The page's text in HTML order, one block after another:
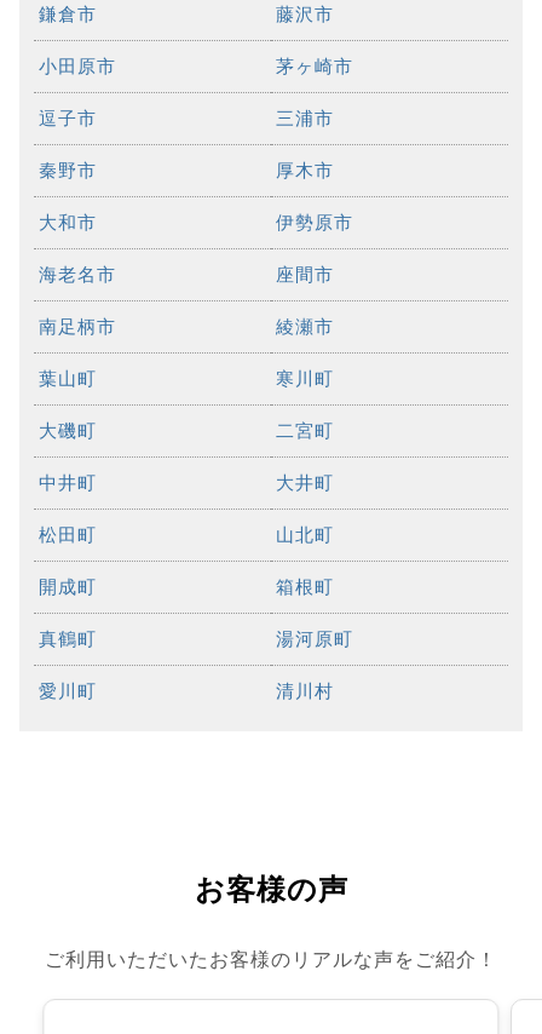
鎌倉市 藤沢市
小田原市 茅ヶ崎市
逗子市 三浦市
秦野市 厚木市
大和市 伊勢原市
海老名市 座間市
南足柄市 綾瀬市
葉山町 寒川町
大磯町 二宮町
中井町 大井町
松田町 山北町
開成町 箱根町
真鶴町 湯河原町
愛川町 清川村
お客様の声
ご利用いただいたお客様のリアルな声をご紹介！